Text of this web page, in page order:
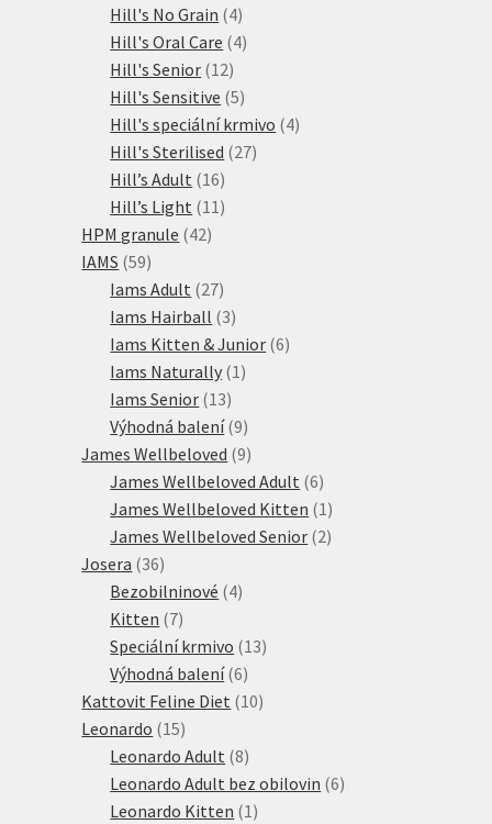
produktů
Hill's No Grain 44
produkty
Hill's Oral Care 44
Hill's Senior 1212
produktů
Hill's Sensitive 55
produktů
Hill's speciální krmivo 44
Hill's Sterilised 2727
Hill’s Adult 1616
produktů
Hill’s Light 11 11
HPM granule 4242
IAMS 5959
produktů
Iams Adult 2727
produktů
Iams Hairball 33
produkty
Iams Kitten & Junior 66
Iams Naturally 1 1
Iams Senior 1313
produktů
Výhodná balení 99
produktů
James Wellbeloved 99
produktů
James Wellbeloved Adult 66
produktů
James Wellbeloved Kitten 1 1
produkt
James Wellbeloved Senior 22
Josera 3636
produktů
Bezobilninové 44
Kitten 77
produktů
Speciální krmivo 1313
Výhodná balení 66
produktů
Kattovit Feline Diet 1010
Leonardo 1515
produktů
Leonardo Adult 88
produktů
Leonardo Adult bez obilovin 66
Leonardo Kitten 1 1